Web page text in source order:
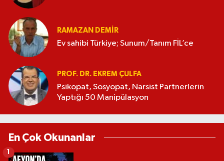
RAMAZAN DEMİR
Ev sahibi Türkiye; Sunum/Tanım FİL’ce
PROF. DR. EKREM ÇULFA
Psikopat, Sosyopat, Narsist Partnerlerin
Yaptığı 50 Manipülasyon
En Çok Okunanlar
1